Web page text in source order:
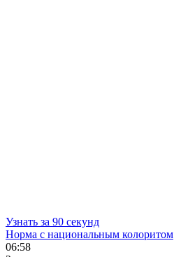
Узнать за 90 секунд
Норма с национальным колоритом
06:58